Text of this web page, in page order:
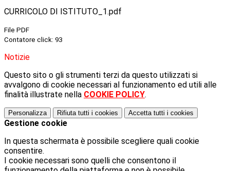
CURRICOLO DI ISTITUTO_1.pdf
File PDF
Contatore click: 93
Notizie
Questo sito o gli strumenti terzi da questo utilizzati si
avvalgono di cookie necessari al funzionamento ed utili alle
finalità illustrate nella COOKIE POLICY.
Personalizza Rifiuta tutti i cookies Accetta tutti i cookies
Gestione cookie
In questa schermata è possibile scegliere quali cookie
consentire.
I cookie necessari sono quelli che consentono il